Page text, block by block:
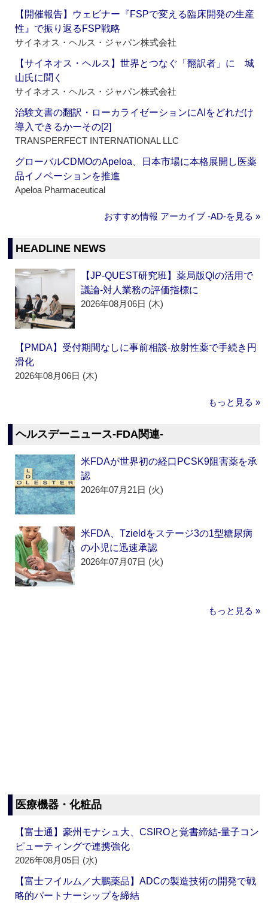
【開催報告】ウェビナー『FSPで変える臨床開発の生産
性』で振り返るFSP戦略
サイネオス・ヘルス・ジャパン株式会社
【サイネオス・ヘルス】世界とつなぐ「翻訳者」に 城
山氏に聞く
サイネオス・ヘルス・ジャパン株式会社
治験文書の翻訳・ローカライゼーションにAIをどれだけ
導入できるかーその[2]
TRANSPERFECT INTERNATIONAL LLC
グローバルCDMOのApeloa、日本市場に本格展開し医薬
品イノベーションを推進
Apeloa Pharmaceutical
おすすめ情報 アーカイブ ‐AD‐を見る »
HEADLINE NEWS
【JP-QUEST研究班】薬局版QIの活用で
議論‐対人業務の評価指標に
2026年08月06日 (木)
【PMDA】受付期間なしに事前相談‐放射性薬で手続き円
滑化
2026年08月06日 (木)
もっと見る »
ヘルスデーニュース‐FDA関連‐
米FDAが世界初の経口PCSK9阻害薬を承
認
2026年07月21日 (火)
米FDA、Tzieldをステージ3の1型糖尿病
の小児に迅速承認
2026年07月07日 (火)
もっと見る »
医療機器・化粧品
【富士通】豪州モナシュ大、CSIROと覚書締結‐量子コン
ピューティングで連携強化
2026年08月05日 (水)
【富士フイルム／大鵬薬品】ADCの製造技術の開発で戦
略的パートナーシップを締結